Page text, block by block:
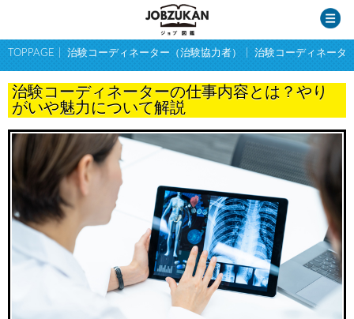
TOPPAGE 治験コーディネーター（治験協力者） 治験コーディネータ
治験コーディネーターの仕事内容とは？やり
がいや魅力について解説